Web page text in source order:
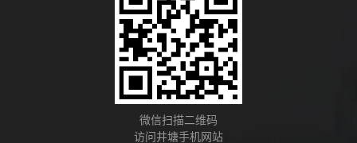
微信扫描二维码
访问井塘手机网站